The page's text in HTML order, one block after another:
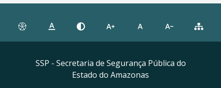
SSP - Secretaria de Segurança Pública do
Estado do Amazonas